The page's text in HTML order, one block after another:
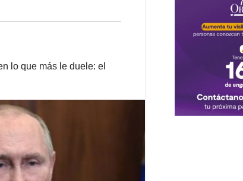
lo que más le duele: el